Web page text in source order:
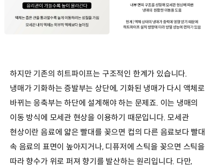
하지만 기존의 히트파이프는 구조적인 한계가 있습니다.
냉매가 기화하는 증발부는 상단에, 기화된 냉매가 다시 액체로
바뀌는 응축부는 하단에 설계해야 하는 문제죠. 이는 냉매의
이동 방식에 모세관 현상을 이용하기 때문입니다. 모세관
현상이란 음료에 얇은 빨대를 꽂으면 컵의 다른 음료보다 빨대
속 음료의 표면이 높아지거나, 디퓨저에 스틱을 꽂으면 스틱을
따라 향수가 위로 퍼져 향기를 발산하는 원리입니다. 다만,